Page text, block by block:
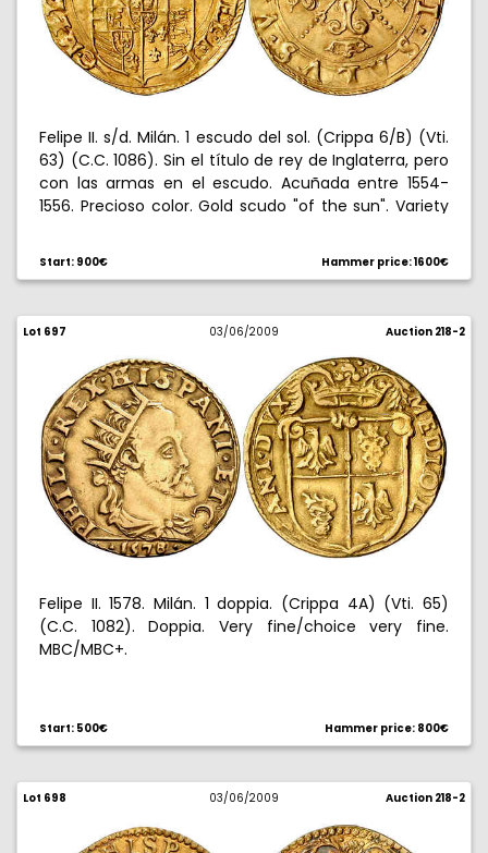
Felipe II. s/d. Milán. 1 escudo del sol. (Crippa 6/B) (Vti.
63) (C.C. 1086). Sin el título de rey de Inglaterra, pero
con las armas en el escudo. Acuñada entre 1554-
1556. Precioso color. Gold scudo "of the sun". Variety
between 1554/1558. Very rare. Choice very fine. Muy
rara. MBC+.
Start: 900€ Hammer price: 1600€
Lot 697 03/06/2009 Auction 218-2
Felipe II. 1578. Milán. 1 doppia. (Crippa 4A) (Vti. 65)
(C.C. 1082). Doppia. Very fine/choice very fine.
MBC/MBC+.
Start: 500€ Hammer price: 800€
Lot 698 03/06/2009 Auction 218-2